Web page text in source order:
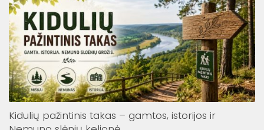
Kidulių pažintinis takas – gamtos, istorijos ir